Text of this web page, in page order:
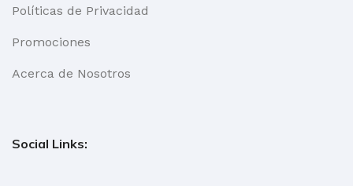
Políticas de Privacidad
Promociones
Acerca de Nosotros
Social Links: